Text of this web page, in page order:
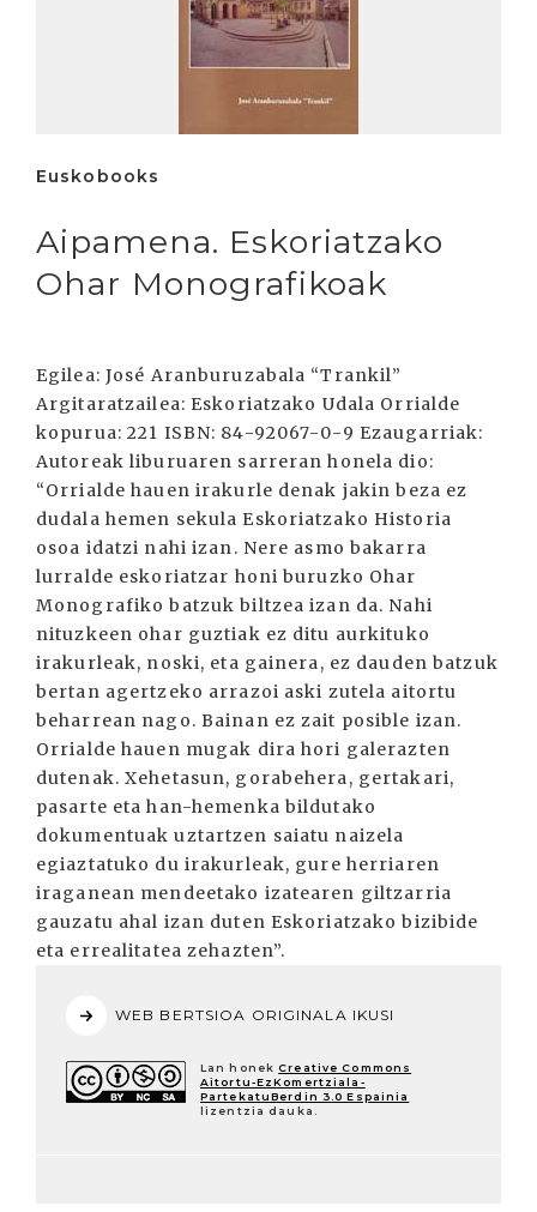
Euskobooks
Aipamena. Eskoriatzako
Ohar Monografikoak
Egilea: José Aranburuzabala “Trankil”
Argitaratzailea: Eskoriatzako Udala Orrialde
kopurua: 221 ISBN: 84-92067-0-9 Ezaugarriak:
Autoreak liburuaren sarreran honela dio:
“Orrialde hauen irakurle denak jakin beza ez
dudala hemen sekula Eskoriatzako Historia
osoa idatzi nahi izan. Nere asmo bakarra
lurralde eskoriatzar honi buruzko Ohar
Monografiko batzuk biltzea izan da. Nahi
nituzkeen ohar guztiak ez ditu aurkituko
irakurleak, noski, eta gainera, ez dauden batzuk
bertan agertzeko arrazoi aski zutela aitortu
beharrean nago. Bainan ez zait posible izan.
Orrialde hauen mugak dira hori galerazten
dutenak. Xehetasun, gorabehera, gertakari,
pasarte eta han-hemenka bildutako
dokumentuak uztartzen saiatu naizela
egiaztatuko du irakurleak, gure herriaren
iraganean mendeetako izatearen giltzarria
gauzatu ahal izan duten Eskoriatzako bizibide
eta errealitatea zehazten”.
WEB BERTSIOA ORIGINALA IKUSI
Lan honek Creative Commons
Aitortu-EzKomertziala-
PartekatuBerdin 3.0 Espainia
lizentzia dauka.